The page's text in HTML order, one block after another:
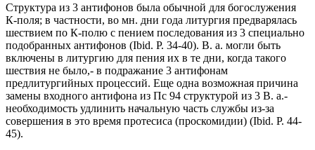
Структура из 3 антифонов была обычной для богослужения
К-поля; в частности, во мн. дни года литургия предварялась
шествием по К-полю с пением последования из 3 специально
подобранных антифонов (Ibid. P. 34-40). В. а. могли быть
включены в литургию для пения их в те дни, когда такого
шествия не было,- в подражание 3 антифонам
предлитургийных процессий. Еще одна возможная причина
замены входного антифона из Пс 94 структурой из 3 В. а.-
необходимость удлинить начальную часть службы из-за
совершения в это время протесиса (проскомидии) (Ibid. P. 44-
45).